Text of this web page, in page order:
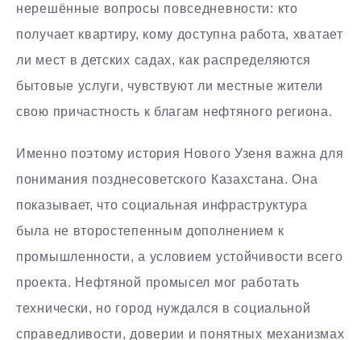
нерешённые вопросы повседневности: кто
получает квартиру, кому доступна работа, хватает
ли мест в детских садах, как распределяются
бытовые услуги, чувствуют ли местные жители
свою причастность к благам нефтяного региона.
Именно поэтому история Нового Узеня важна для
понимания позднесоветского Казахстана. Она
показывает, что социальная инфраструктура
была не второстепенным дополнением к
промышленности, а условием устойчивости всего
проекта. Нефтяной промысел мог работать
технически, но город нуждался в социальной
справедливости, доверии и понятных механизмах